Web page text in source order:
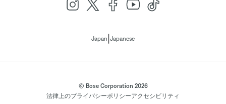
Japan Japanese
© Bose Corporation 2026
法律上のプライバシーポリシーアクセシビリティ